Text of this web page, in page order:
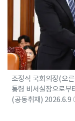
조정식 국회의장(오
통령 비서실장으로부
(공동취재) 2026.6.9